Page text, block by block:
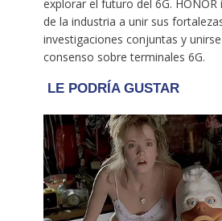
explorar el futuro del 6G.
de la industria a unir sus
investigaciones conjuntas y
consenso sobre terminales 6G.